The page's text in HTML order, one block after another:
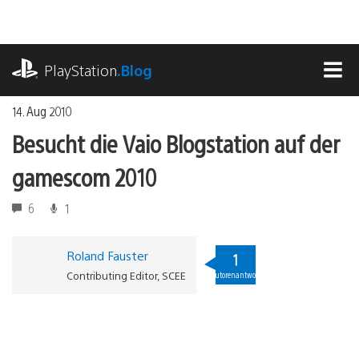
springen
PlayStation.Blog
14. Aug 2010
Besucht die Vaio Blogstation auf der
gamescom 2010
6 1
Roland Fauster
Contributing Editor, SCEE
1
Autorenantwort